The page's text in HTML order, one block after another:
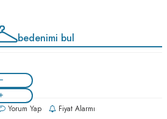
bedenimi bul
Yorum Yap Fiyat Alarmı